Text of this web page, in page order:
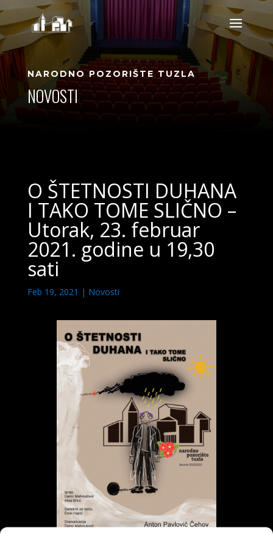
NARODNO POZORIŠTE TUZLA
NOVOSTI
O ŠTETNOSTI DUHANA
I TAKO TOME SLIČNO –
Utorak, 23. februar
2021. godine u 19,30
sati
Feb 19, 2021 | Novosti